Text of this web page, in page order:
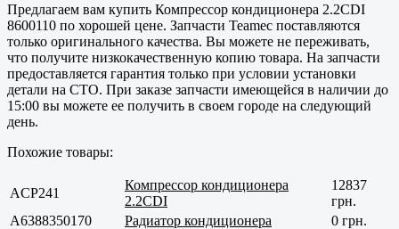
Предлагаем вам купить Компрессор кондиционера 2.2CDI
8600110 по хорошей цене. Запчасти Teamec поставляются
только оригинального качества. Вы можете не переживать,
что получите низкокачественную копию товара. На запчасти
предоставляется гарантия только при условии установки
детали на СТО. При заказе запчасти имеющейся в наличии до
15:00 вы можете ее получить в своем городе на следующий
день.
Похожие товары:
ACP241
Компрессор кондиционера
2.2CDI
12837
грн.
A6388350170
Радиатор кондиционера
0 грн.